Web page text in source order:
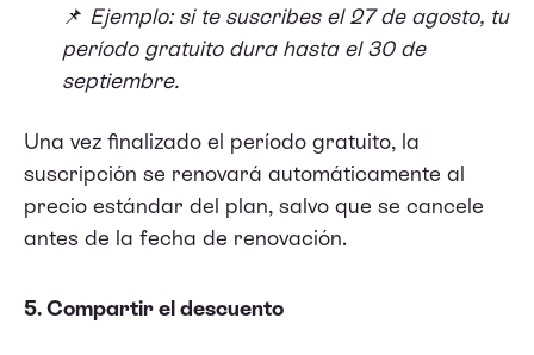
📌 Ejemplo: si te suscribes el 27 de agosto, tu
período gratuito dura hasta el 30 de
septiembre.
Una vez finalizado el período gratuito, la
suscripción se renovará automáticamente al
precio estándar del plan, salvo que se cancele
antes de la fecha de renovación.
5. Compartir el descuento